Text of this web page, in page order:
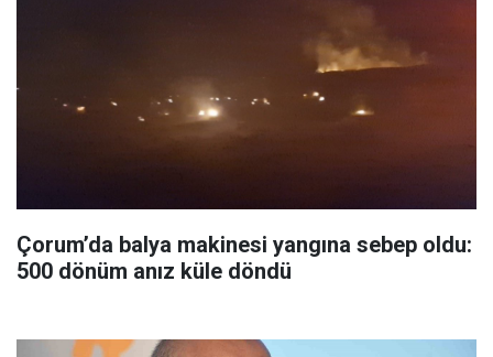
Çorum’da balya makinesi yangına sebep oldu:
500 dönüm anız küle döndü